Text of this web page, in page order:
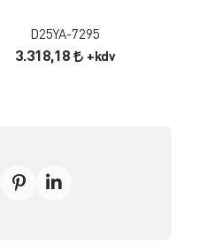
D25YA-7295
3.318,18 +kdv